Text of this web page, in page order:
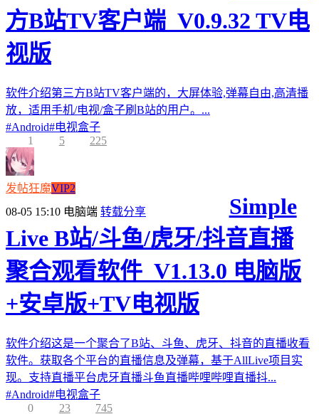
方B站TV客户端_V0.9.32 TV电
视版
软件介绍第三方B站TV客户端的，大屏体验,弹幕自由,高清播
放，适用手机/电视/盒子刷B站的用户。...
#Android#电视盒子
1
5 225
发帖狂魔VIP2
08-05 15:10 电脑端 转载分享
Simple
Live B站/斗鱼/虎牙/抖音直播
聚合观看软件_V1.13.0 电脑版
+安卓版+TV电视版
软件介绍这是一个聚合了B站、斗鱼、虎牙、抖音的直播收看
软件。获取各个平台的直播信息及弹幕，基于AllLive项目实
现。支持直播平台虎牙直播斗鱼直播哔哩哔哩直播抖...
#Android#电视盒子
0
23 745